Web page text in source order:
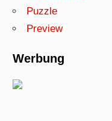
Puzzle
Preview
Werbung